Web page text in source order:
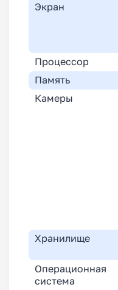
Экран
Процессор
Память
Камеры
Хранилище
Операционная
система